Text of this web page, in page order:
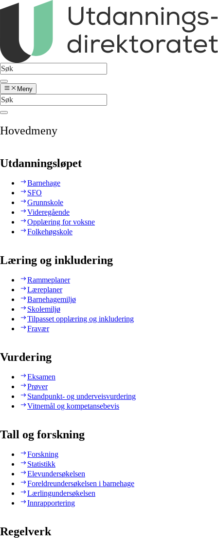
Meny
Hovedmeny
Utdanningsløpet
Barnehage
SFO
Grunnskole
Videregående
Opplæring for voksne
Folkehøgskole
Læring og inkludering
Rammeplaner
Læreplaner
Barnehagemiljø
Skolemiljø
Tilpasset opplæring og inkludering
Fravær
Vurdering
Eksamen
Prøver
Standpunkt- og underveisvurdering
Vitnemål og kompetansebevis
Tall og forskning
Forskning
Statistikk
Elevundersøkelsen
Foreldreundersøkelsen i barnehage
Lærlingundersøkelsen
Innrapportering
Regelverk